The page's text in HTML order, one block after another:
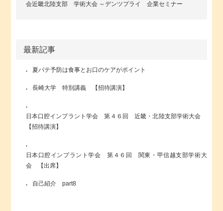
会近畿北陸支部 学術大会 ～デンツプライ 企業セミナー
最新記事
夏バテ予防は食事とお口のケアがポイント
長崎大学 特別講義 【招待講演】
日本口腔インプラント学会 第４６回 近畿・北陸支部学術大会
【招待講演】
日本口腔インプラント学会 第４６回 関東・甲信越支部学術大
会 【出席】
自己紹介 part8